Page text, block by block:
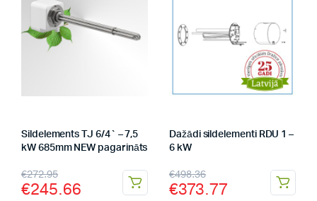
Sildelements TJ 6/4` – 7,5
kW 685mm NEW pagarināts
€272.95
€245.66
Dažādi sildelementi RDU 1 –
6 kW
€498.36
€373.77